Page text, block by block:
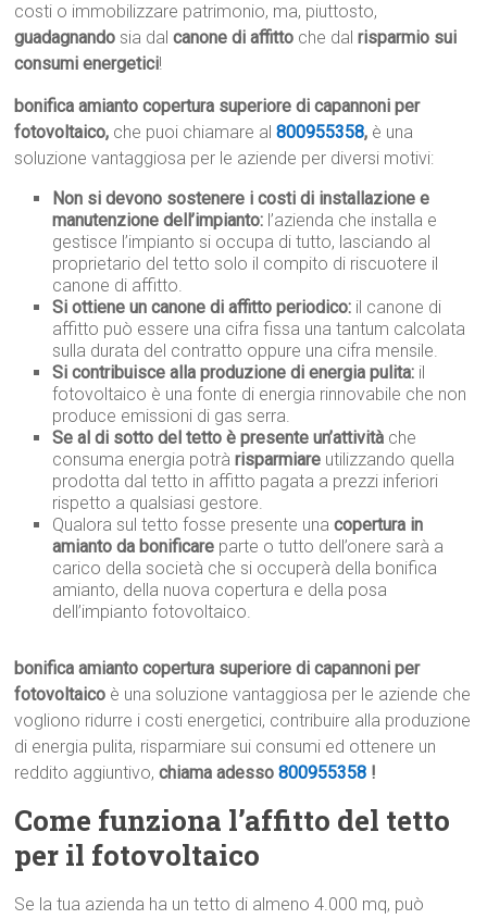
costi o immobilizzare patrimonio, ma, piuttosto,
guadagnando sia dalcanone di affitto che dalrisparmio sui
consumi energetici!
bonifica amianto copertura superiore di capannoni per
fotovoltaico, che puoi chiamare al800955358, è una
soluzione vantaggiosa per le aziende per diversi motivi:
Non si devono sostenere i costi di installazione e
manutenzione dell’impianto: l’azienda che installa e
gestisce l’impianto si occupa di tutto, lasciando al
proprietario del tetto solo il compito di riscuotere il
canone di affitto.
Si ottiene un canone di affitto periodico: il canone di
affitto può essere una cifra fissa una tantum calcolata
sulla durata del contratto oppure una cifra mensile.
Si contribuisce alla produzione di energia pulita: il
fotovoltaico è una fonte di energia rinnovabile che non
produce emissioni di gas serra.
Se al di sotto del tetto è presente un’attività che
consuma energia potràrisparmiare utilizzando quella
prodotta dal tetto in affitto pagata a prezzi inferiori
rispetto a qualsiasi gestore.
Qualora sul tetto fosse presente unacopertura in
amianto da bonificare parte o tutto dell’onere sarà a
carico della società che si occuperà della bonifica
amianto, della nuova copertura e della posa
dell’impianto fotovoltaico.
bonifica amianto copertura superiore di capannoni per
fotovoltaico è una soluzione vantaggiosa per le aziende che
vogliono ridurre i costi energetici, contribuire alla produzione
di energia pulita, risparmiare sui consumi ed ottenere un
reddito aggiuntivo,chiama adesso800955358 !
Come funziona l’affitto del tetto
per il fotovoltaico
Se la tua azienda ha un tetto di almeno 4.000 mq, può